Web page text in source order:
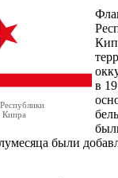
Кипра
в
были